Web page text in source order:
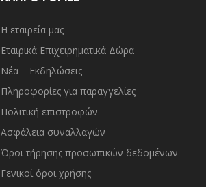
Η εταιρεία μας
Εταιρικά Επιχειρηματικά Δώρα
Νέα – Εκδηλώσεις
Πληροφορίες για παραγγελίες
Πολιτική επιστροφών
Ασφάλεια συναλλαγών
Όροι τήρησης προσωπικών δεδομένων
Γενικοί όροι χρήσης